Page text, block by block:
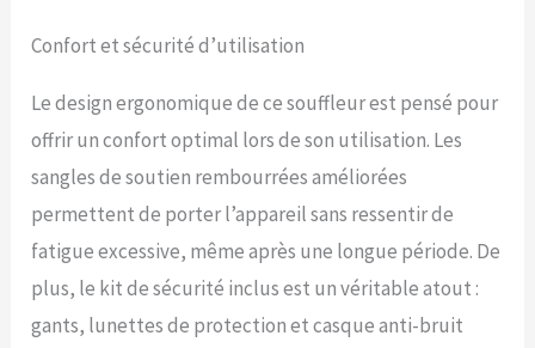
suffisamment puissante
pour les feuilles et les
tenaces. La vitesse de l'air
va éblouir la concurrence
TRANSPORTER - 7,9 kg -
LES TRAVAUX DIFFICILES NE
DIFFICILES AVEC VOUS】 Le
souffleur de feuilles Back
ergonomique est une
Confort et sécurité d’utilisation
Le design ergonomique de ce souffleur est pensé pour
offrir un confort optimal lors de son utilisation. Les
sangles de soutien rembourrées améliorées
permettent de porter l’appareil sans ressentir de
fatigue excessive, même après une longue période. De
plus, le kit de sécurité inclus est un véritable atout :
gants, lunettes de protection et casque anti-bruit